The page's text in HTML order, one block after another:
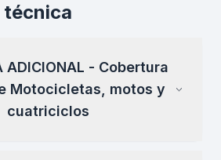
ADICIONAL - Cobertura
Motocicletas, motos y
cuatriciclos